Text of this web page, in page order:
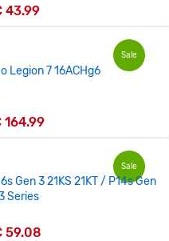
43.99
Sale
Legion 7 16ACHg6
164.99
Sale
Gen 3 21KS 21KT / P14s Gen
Series
59.08